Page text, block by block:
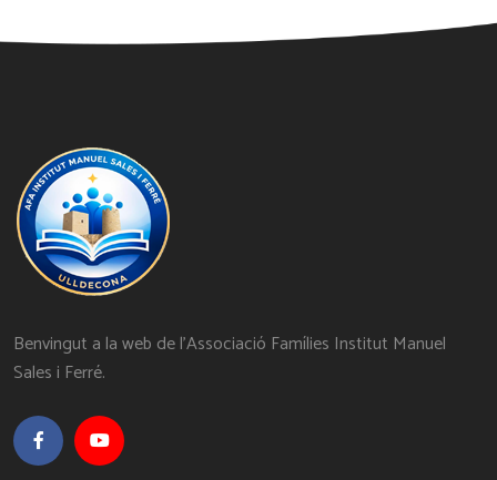
Benvingut a la web de l'Associació Famílies Institut Manuel
Sales i Ferré.